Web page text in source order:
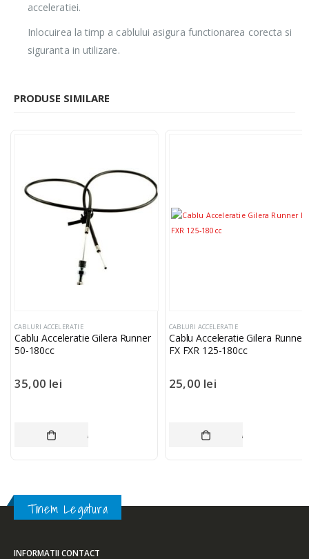
acceleratiei.
Inlocuirea la timp a cablului asigura functionarea corecta si
siguranta in utilizare.
PRODUSE SIMILARE
CABLURI ACCELERATIE
Cablu Acceleratie Gilera Runner
50-180cc
35,00 lei
ADAUGĂ ÎN COȘ
CABLURI ACCELERATIE
Cablu Acceleratie Gilera Runner
FX FXR 125-180cc
25,00 lei
ADAUGĂ ÎN COȘ
Tinem Legatura
INFORMATII CONTACT